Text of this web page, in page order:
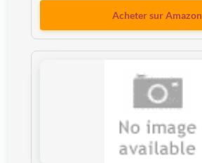
Acheter sur Amazon